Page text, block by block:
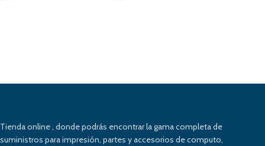
Tienda online , donde podrás encontrar la gama completa de
suministros para impresión, partes y accesorios de computo,